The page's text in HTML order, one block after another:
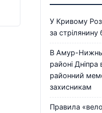
У Кривому
за стрілянину
В Амур-
районі
районний
захисникам
Правила